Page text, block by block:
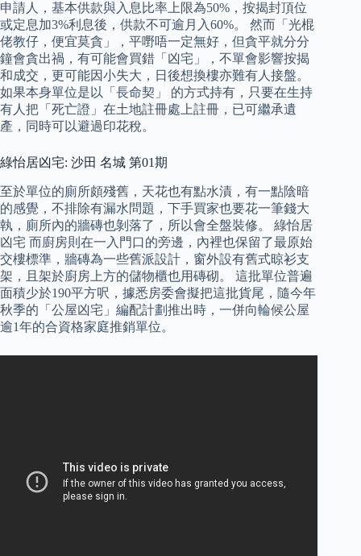
申請人，基本供款與入息比率上限為50%，按揭封頂位
或定息加3%利息後，供款不可逾月入60%。 然而「光棍
佬教仔，便宜莫貪」，平嘢唔一定無好，但貪平就分分
鐘會貪出禍，有可能會買錯「凶宅」，不單會影響按揭
和成交，更可能因小失大，日後想換樓亦難有人接盤。
如果本身單位是以「長命契」 的方式持有，只要在生持
有人把「死亡證」在土地註冊處上註冊，已可繼承遺
產，同時可以避過印花稅。
綠怡居凶宅: 沙田 名城 第01期
至於單位的廁所頗殘舊，天花也有點水漬，有一點陰暗
的感覺，不排除有漏水問題，下手買家也要花一筆錢大
執，廁所內的牆磚也剝落了，所以會全盤裝修。 綠怡居
凶宅 而廚房則在一入門口的旁邊，內裡也保留了最原始
交樓標準，牆磚為一些舊派設計，窗外設有舊式晾衫支
架，且架於廚房上方的儲物櫃也用磚砌。 這批單位普遍
面積少於190平方呎，據悉房委會擬把這批貨尾，隨今年
秋季的「公屋凶宅」編配計劃推出時，一併向輪候公屋
逾1年的合資格家庭推銷單位。